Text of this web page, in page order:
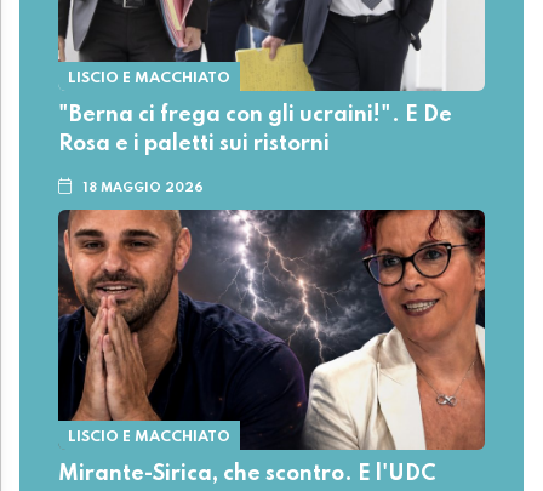
LISCIO E MACCHIATO
"Berna ci frega con gli ucraini!". E De
Rosa e i paletti sui ristorni
18 MAGGIO 2026
LISCIO E MACCHIATO
Mirante-Sirica, che scontro. E l'UDC